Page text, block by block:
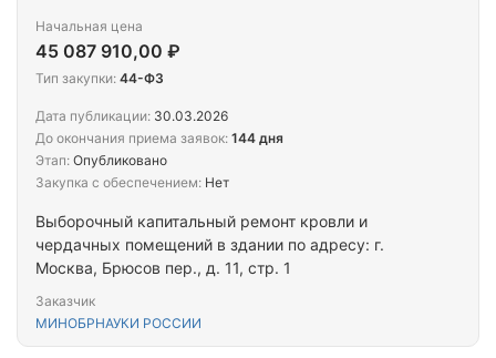
Выборочный капитальный ремонт кровли и
чердачных помещений в здании по адресу: г.
Москва, Брюсов пер., д. 11, стр. 1
Заказчик
МИНОБРНАУКИ РОССИИ
Начальная цена
45 087 910,00 ₽
Тип закупки: 44-ФЗ
Дата публикации: 30.03.2026
До окончания приема заявок: 144 дня
Этап: Опубликовано
Закупка с обеспечением: Нет